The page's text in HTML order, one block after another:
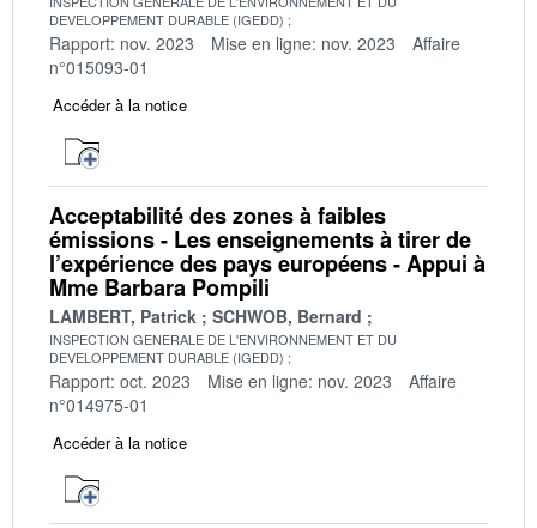
DEVELOPPEMENT DURABLE (IGEDD)
Rapport: nov. 2023 Mise en ligne: nov. 2023
Affaire
n°015093-01
Accéder à la notice
Acceptabilité des zones à faibles
émissions - Les enseignements à tirer de
l’expérience des pays européens - Appui à
Mme Barbara Pompili
LAMBERT, Patrick SCHWOB, Bernard
INSPECTION GENERALE DE L'ENVIRONNEMENT ET DU
DEVELOPPEMENT DURABLE (IGEDD)
Rapport: oct. 2023 Mise en ligne: nov. 2023
Affaire
n°014975-01
Accéder à la notice